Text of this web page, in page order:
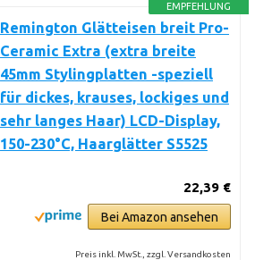
EMPFEHLUNG
Remington Glätteisen breit Pro-
Ceramic Extra (extra breite
45mm Stylingplatten -speziell
für dickes, krauses, lockiges und
sehr langes Haar) LCD-Display,
150-230°C, Haarglätter S5525
22,39 €
Bei Amazon ansehen
Preis inkl. MwSt., zzgl. Versandkosten